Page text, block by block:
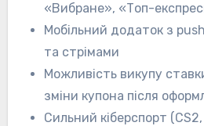
«Вибране», «Топ-
Мобільний додаток з
та стрімами
Можливість викупу
зміни купона після
Сильний кіберспорт